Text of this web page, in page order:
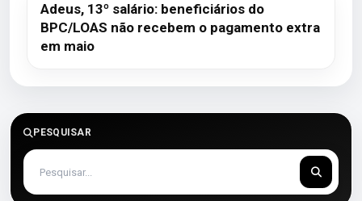
Adeus, 13º salário: beneficiários do
BPC/LOAS não recebem o pagamento extra
em maio
PESQUISAR